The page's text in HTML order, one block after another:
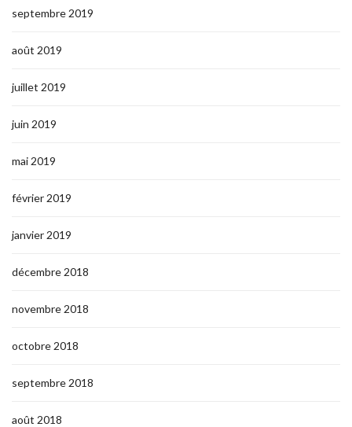
septembre 2019
août 2019
juillet 2019
juin 2019
mai 2019
février 2019
janvier 2019
décembre 2018
novembre 2018
octobre 2018
septembre 2018
août 2018